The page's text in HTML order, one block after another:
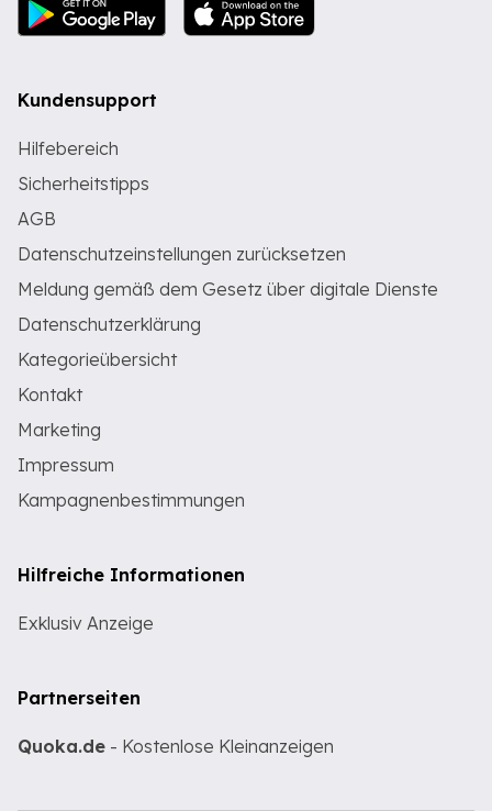
Kundensupport
Hilfebereich
Sicherheitstipps
AGB
Datenschutzeinstellungen zurücksetzen
Meldung gemäß dem Gesetz über digitale Dienste
Datenschutzerklärung
Kategorieübersicht
Kontakt
Marketing
Impressum
Kampagnenbestimmungen
Hilfreiche Informationen
Exklusiv Anzeige
Partnerseiten
Quoka.de - Kostenlose Kleinanzeigen